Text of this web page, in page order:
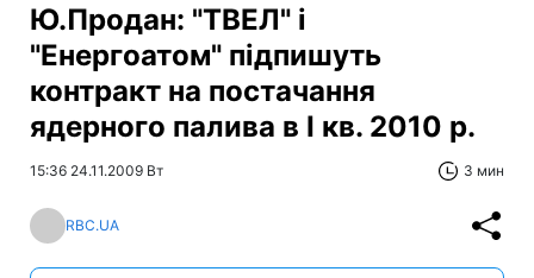
Ю.Продан: "ТВЕЛ" і
"Енергоатом" підпишуть
контракт на постачання
ядерного палива в I кв. 2010 р.
15:36 24.11.2009 Вт 3 мин
RBC.UA